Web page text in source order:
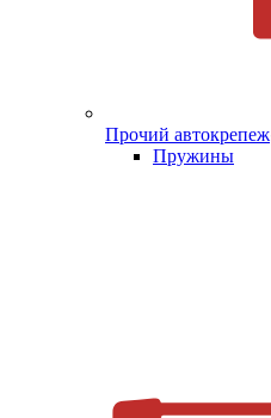
Прочий автокрепеж
Пружины